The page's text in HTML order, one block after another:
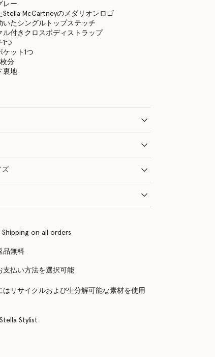
レー
Stella McCartneyのメダリオンロゴ
いたシングルトップステッチ
ル付きクロスボディストラップ
つ
ット1つ
分
裏地
ズ
Shipping on all orders
品無料
支払い方法を選択可能
はリサイクルおよび生分解可能な素材を使用
Stylist